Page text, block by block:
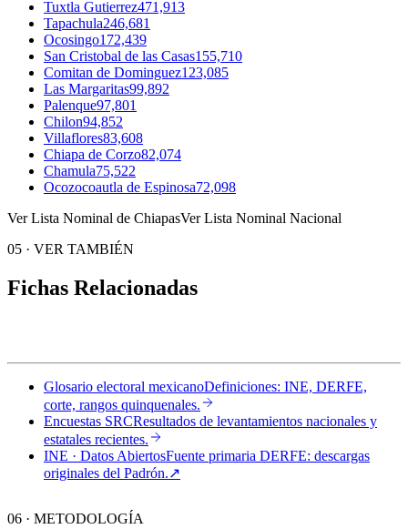
Tuxtla Gutierrez471,913
Tapachula246,681
Ocosingo172,439
San Cristobal de las Casas155,710
Comitan de Dominguez123,085
Las Margaritas99,892
Palenque97,801
Chilon94,852
Villaflores83,608
Chiapa de Corzo82,074
Chamula75,522
Ocozocoautla de Espinosa72,098
Ver Lista Nominal de ChiapasVer Lista Nominal Nacional
05 · VER TAMBIÉN
Fichas Relacionadas
Glosario electoral mexicanoDefiniciones: INE, DERFE,
corte, rangos quinquenales.
Encuestas SRCResultados de levantamientos nacionales y
estatales recientes.
INE · Datos AbiertosFuente primaria DERFE: descargas
originales del Padrón.↗︎
06 · METODOLOGÍA